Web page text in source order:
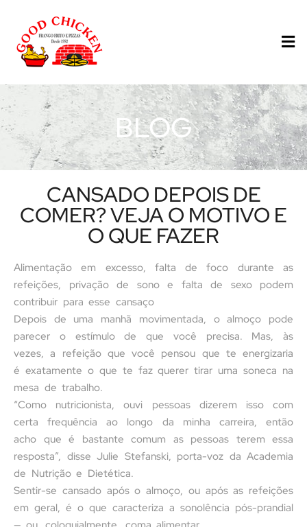
BLOG
CANSADO DEPOIS DE
COMER? VEJA O MOTIVO E
O QUE FAZER
Alimentação em excesso, falta de foco durante as
refeições, privação de sono e falta de sexo podem
contribuir para esse cansaço
Depois de uma manhã movimentada, o almoço pode
parecer o estímulo de que você precisa. Mas, às
vezes, a refeição que você pensou que te energizaria
é exatamente o que te faz querer tirar uma soneca na
mesa de trabalho.
“Como nutricionista, ouvi pessoas dizerem isso com
certa frequência ao longo da minha carreira, então
acho que é bastante comum as pessoas terem essa
resposta”, disse Julie Stefanski, porta-voz da Academia
de Nutrição e Dietética.
Sentir-se cansado após o almoço, ou após as refeições
em geral, é o que caracteriza a sonolência pós-prandial